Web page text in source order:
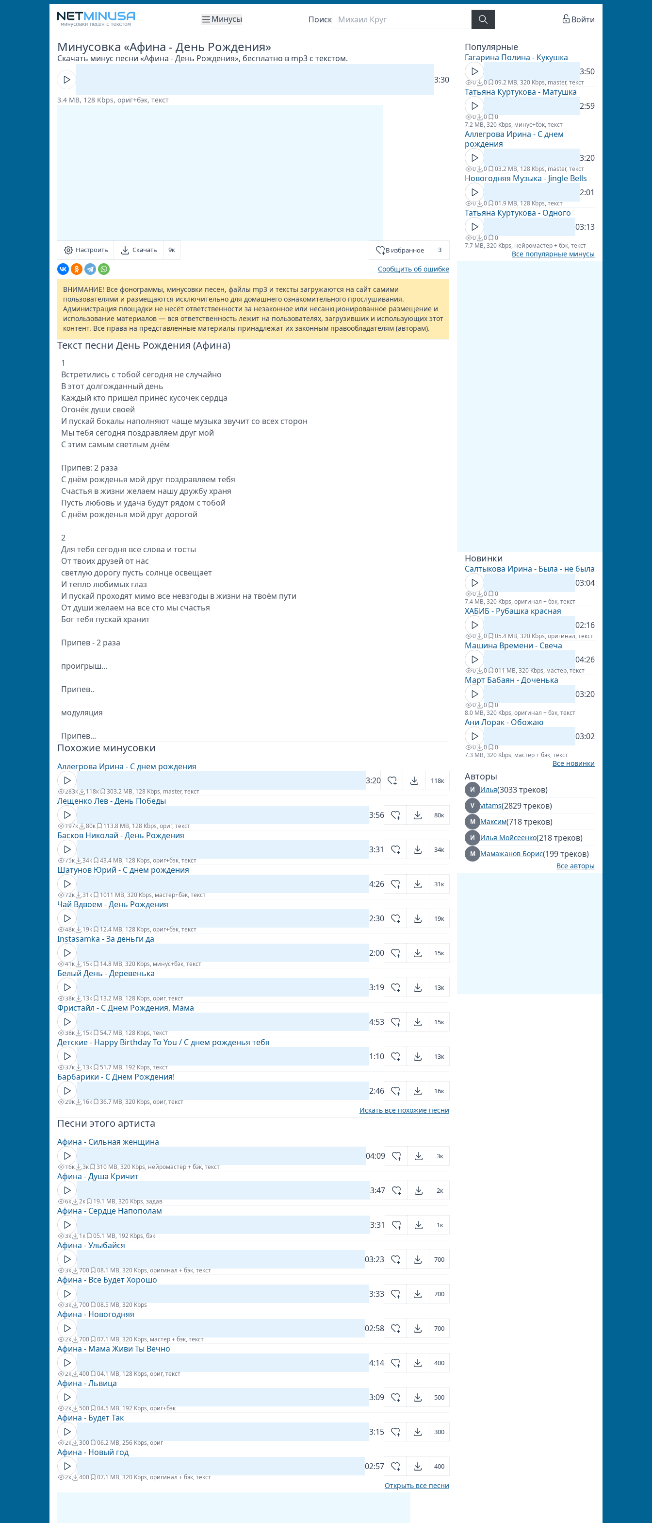
Минусы Поиск Войти
Минусовка «Афина - День Рождения»
Скачать минус песни «Афина - День Рождения», бесплатно в mp3 с текстом.
3:30
3.4 MB, 128 Kbps, ориг+бэк, текст
Настроить Скачать 9к В избранное 3
Сообщить об ошибке
ВНИМАНИЕ! Все фонограммы, минусовки песен, файлы mp3 и тексты загружаются на сайт самими
пользователями и размещаются исключительно для домашнего ознакомительного прослушивания.
Администрация площадки не несёт ответственности за незаконное или несанкционированное размещение и
использование материалов — вся ответственность лежит на пользователях, загрузивших и использующих этот
контент. Все права на представленные материалы принадлежат их законным правообладателям (авторам).
Текст песни День Рождения (Афина)
1
Встретились с тобой сегодня не случайно
В этот долгожданный день
Каждый кто пришёл принёс кусочек сердца
Огонёк души своей
И пускай бокалы наполняют чаще музыка звучит со всех сторон
Мы тебя сегодня поздравляем друг мой
С этим самым светлым днём
Припев: 2 раза
С днём рожденья мой друг поздравляем тебя
Счастья в жизни желаем нашу дружбу храня
Пусть любовь и удача будут рядом с тобой
С днём рожденья мой друг дорогой
2
Для тебя сегодня все слова и тосты
От твоих друзей от нас
светлую дорогу пусть солнце освещает
И тепло любимых глаз
И пускай проходят мимо все невзгоды в жизни на твоём пути
От души желаем на все сто мы счастья
Бог тебя пускай хранит
Припев - 2 раза
проигрыш...
Припев..
модуляция
Припев...
Похожие минусовки
Аллегрова Ирина - С днем рождения
3:20
118к
283к 118к 303.2 MB, 128 Kbps, master, текст
Лещенко Лев - День Победы
3:56
80к
197к 80к 113.8 MB, 128 Kbps, ориг, текст
Басков Николай - День Рождения
3:31
34к
75к 34к 43.4 MB, 128 Kbps, ориг+бэк, текст
Шатунов Юрий - С днем рождения
4:26
31к
72к 31к 1011 MB, 320 Kbps, мастер+бэк, текст
Чай Вдвоем - День Рождения
2:30
19к
48к 19к 12.4 MB, 128 Kbps, ориг+бэк, текст
Instasamka - За деньги да
2:00
15к
41к 15к 14.8 MB, 320 Kbps, минус+бэк, текст
Белый День - Деревенька
3:19
13к
38к 13к 13.2 MB, 128 Kbps, ориг, текст
Фристайл - С Днем Рождения, Мама
4:53
15к
38к 15к 54.7 MB, 128 Kbps, текст
Детские - Happy Birthday To You / С днем рожденья тебя
1:10
13к
37к 13к 51.7 MB, 192 Kbps, текст
Барбарики - С Днем Рождения!
2:46
16к
29к 16к 36.7 MB, 320 Kbps, ориг, текст
Искать все похожие песни
Песни этого артиста
Афина - Сильная женщина
04:09
3к
16к 3к 310 MB, 320 Kbps, нейромастер + бэк, текст
Афина - Душа Кричит
3:47
2к
6к 2к 19.1 MB, 320 Kbps, задав
Афина - Сердце Напополам
3:31
1к
3к 1к 05.1 MB, 192 Kbps, бэк
Афина - Улыбайся
03:23
700
3к 700 08.1 MB, 320 Kbps, оригинал + бэк, текст
Афина - Все Будет Хорошо
3:33
700
3к 700 08.5 MB, 320 Kbps
Афина - Новогодняя
02:58
700
2к 700 07.1 MB, 320 Kbps, мастер + бэк, текст
Афина - Мама Живи Ты Вечно
4:14
400
2к 400 04.1 MB, 128 Kbps, ориг, текст
Афина - Львица
3:09
500
2к 500 04.5 MB, 192 Kbps, ориг+бэк
Афина - Будет Так
3:15
300
2к 300 06.2 MB, 256 Kbps, ориг
Афина - Новый год
02:57
400
2к 400 07.1 MB, 320 Kbps, оригинал + бэк, текст
Открыть все песни
Популярные
Гагарина Полина - Кукушка
3:50
0 0 09.2 MB, 320 Kbps, master, текст
Татьяна Куртукова - Матушка
2:59
0 0
0
7.2 MB, 320 Kbps, минус+бэк, текст
Аллегрова Ирина - С днем
рождения
3:20
0 0 03.2 MB, 128 Kbps, master, текст
Новогодняя Музыка - Jingle Bells
2:01
0 0 01.9 MB, 128 Kbps, текст
Татьяна Куртукова - Одного
03:13
0 0
0
7.7 MB, 320 Kbps, нейромастер + бэк, текст
Все популярные минусы
Новинки
Салтыкова Ирина - Была - не была
03:04
0 0
0
7.4 MB, 320 Kbps, оригинал + бэк, текст
ХАБИБ - Рубашка красная
02:16
0 0 05.4 MB, 320 Kbps, оригинал, текст
Машина Времени - Свеча
04:26
0 0 011 MB, 320 Kbps, мастер, текст
Март Бабаян - Доченька
03:20
0 0
0
8.0 MB, 320 Kbps, оригинал + бэк, текст
Ани Лорак - Обожаю
03:02
0 0
0
7.3 MB, 320 Kbps, мастер + бэк, текст
Все новинки
Авторы
И Илья(3033 треков)
V vitams(2829 треков)
М Максим(718 треков)
И Илья Мойсеенко(218 треков)
М Мамажанов Борис(199 треков)
Все авторы